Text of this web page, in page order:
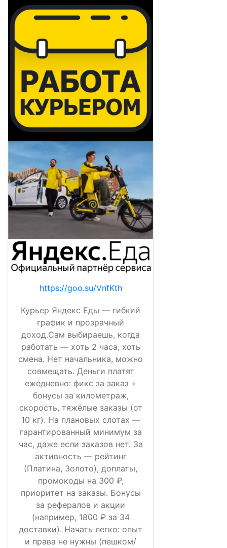
https://goo.su/VnfKth
Курьер Яндекс Еды — гибкий
график и прозрачный
доход.Сам выбираешь, когда
работать — хоть 2 часа, хоть
смена. Нет начальника, можно
совмещать. Деньги платят
ежедневно: фикс за заказ +
бонусы за километраж,
скорость, тяжёлые заказы (от
10 кг). На плановых слотах —
гарантированный минимум за
час, даже если заказов нет. За
активность — рейтинг
(Платина, Золото), доплаты,
промокоды на 300 ₽,
приоритет на заказы. Бонусы
за рефералов и акции
(например, 1800 ₽ за 34
доставки). Начать легко: опыт
и права не нужны (пешком/